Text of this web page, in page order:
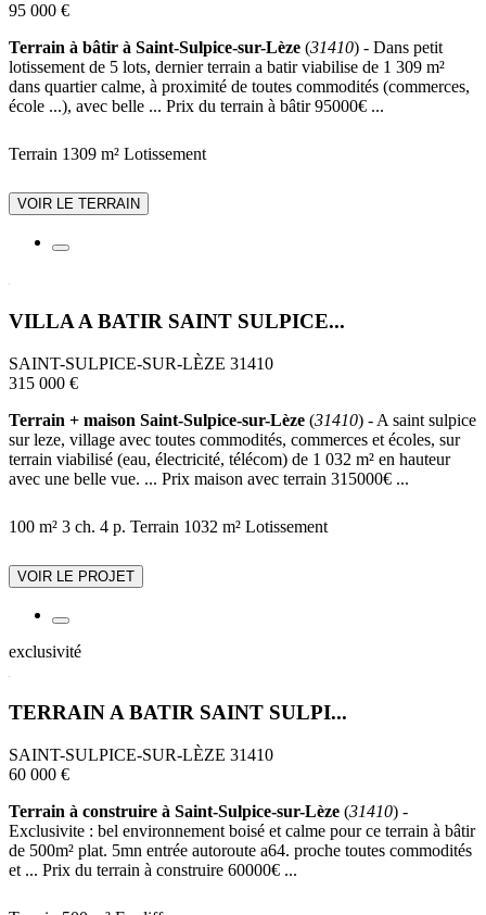
95 000 €
Terrain à bâtir à Saint-Sulpice-sur-Lèze (31410) - Dans petit
lotissement de 5 lots, dernier terrain a batir viabilise de 1 309 m²
dans quartier calme, à proximité de toutes commodités (commerces,
école ...), avec belle ... Prix du terrain à bâtir 95000€ ...
Terrain 1309 m² Lotissement
VOIR LE TERRAIN
VILLA A BATIR SAINT SULPICE...
SAINT-SULPICE-SUR-LÈZE 31410
315 000 €
Terrain + maison Saint-Sulpice-sur-Lèze (31410) - A saint sulpice
sur leze, village avec toutes commodités, commerces et écoles, sur
terrain viabilisé (eau, électricité, télécom) de 1 032 m² en hauteur
avec une belle vue. ... Prix maison avec terrain 315000€ ...
100 m² 3 ch. 4 p. Terrain 1032 m² Lotissement
VOIR LE PROJET
exclusivité
TERRAIN A BATIR SAINT SULPI...
SAINT-SULPICE-SUR-LÈZE 31410
60 000 €
Terrain à construire à Saint-Sulpice-sur-Lèze (31410) -
Exclusivite : bel environnement boisé et calme pour ce terrain à bâtir
de 500m² plat. 5mn entrée autoroute a64. proche toutes commodités
et ... Prix du terrain à construire 60000€ ...